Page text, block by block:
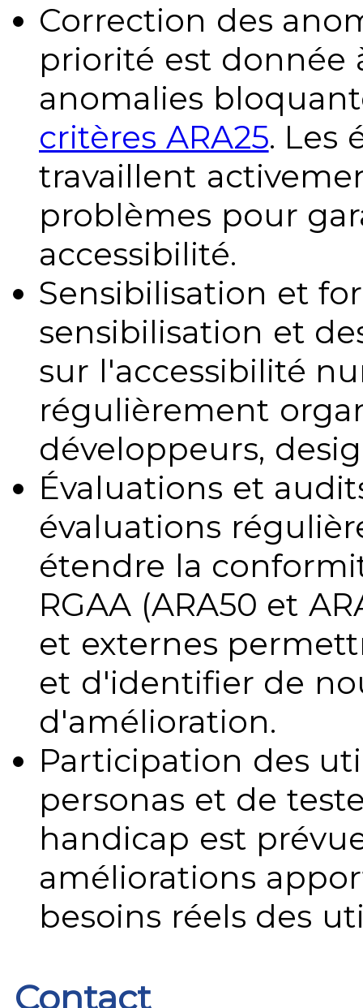
Correction des
priorité est donnée
anomalies
critères ARA25. Les
travaillent
problèmes pour
accessibilité.
Sensibilisation et
sensibilisation et
sur l'accessibilité
régulièrement
développeurs,
Évaluations et
évaluations
étendre la
RGAA (ARA50 et
et externes
et d'identifier de
d'amélioration.
Participation des
personas et de
handicap est
améliorations
besoins réels des
Contact